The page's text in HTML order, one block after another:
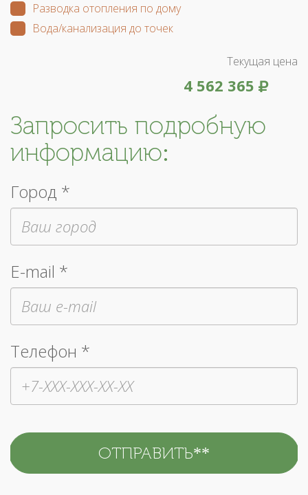
Разводка отопления по дому
Вода/канализация до точек
Текущая цена
4 562 365
Запросить подробную
информацию:
Город *
E-mail *
Телефон *